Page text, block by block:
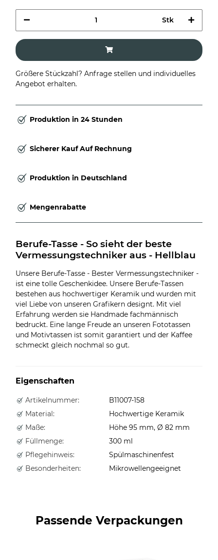
Stk
Größere Stückzahl? Anfrage stellen und individuelles
Angebot erhalten.
Produktion in 24 Stunden
Sicherer Kauf Auf Rechnung
Produktion in Deutschland
Mengenrabatte
Berufe-Tasse - So sieht der beste
Vermessungstechniker aus - Hellblau
Unsere Berufe-Tasse - Bester Vermessungstechniker -
ist eine tolle Geschenkidee. Unsere Berufe-Tassen
bestehen aus hochwertiger Keramik und wurden mit
viel Liebe von unseren Grafikern designt. Mit viel
Erfahrung werden sie Handmade fachmännisch
bedruckt. Eine lange Freude an unseren Fototassen
und Motivtassen ist somit garantiert und der Kaffee
schmeckt gleich nochmal so gut.
Eigenschaften
Artikelnummer:
B11007-158
Material:
Hochwertige Keramik
Maße:
Höhe 95 mm, Ø 82 mm
Füllmenge:
300 ml
Pflegehinweis:
Spülmaschinenfest
Besonderheiten:
Mikrowellengeeignet
Passende Verpackungen